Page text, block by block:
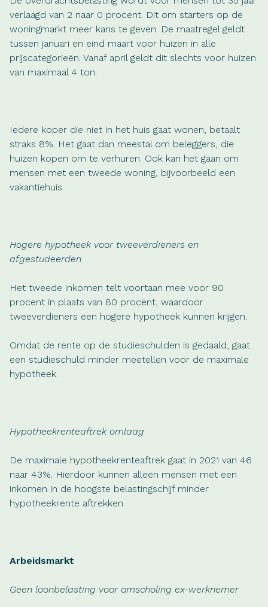
verlaagd van 2 naar 0 procent. Dit om starters op de
woningmarkt meer kans te geven. De maatregel geldt
tussen januari en eind maart voor huizen in alle
prijscategorieën. Vanaf april geldt dit slechts voor huizen
van maximaal 4 ton.
Iedere koper die niet in het huis gaat wonen, betaalt
straks 8%. Het gaat dan meestal om beleggers, die
huizen kopen om te verhuren. Ook kan het gaan om
mensen met een tweede woning, bijvoorbeeld een
vakantiehuis.
Hogere hypotheek voor tweeverdieners en
afgestudeerden
Het tweede inkomen telt voortaan mee voor 90
procent in plaats van 80 procent, waardoor
tweeverdieners een hogere hypotheek kunnen krijgen.
Omdat de rente op de studieschulden is gedaald, gaat
een studieschuld minder meetellen voor de maximale
hypotheek.
Hypotheekrenteaftrek omlaag
De maximale hypotheekrenteaftrek gaat in 2021 van 46
naar 43%. Hierdoor kunnen alleen mensen met een
inkomen in de hoogste belastingschijf minder
hypotheekrente aftrekken.
Arbeidsmarkt
Geen loonbelasting voor omscholing ex-werknemer